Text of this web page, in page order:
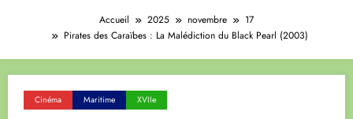
Accueil 2025 novembre
17
Pirates des Caraïbes : La Malédiction du Black Pearl (2003)
Cinéma Maritime XVIIe